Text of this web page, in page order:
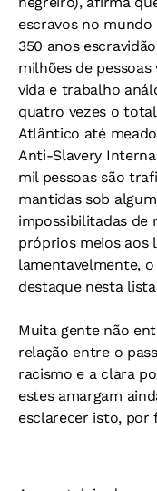
escravos no
350 anos
milhões de
vida e trabalho
quatro vezes o
Atlântico até
Anti-Slavery
mil pessoas são
mantidas sob
impossibilitadas de
próprios meios aos
lamentavelmente,
destaque nesta lista
Muita gente não
relação entre o
racismo e a clara
estes amargam
esclarecer isto, por